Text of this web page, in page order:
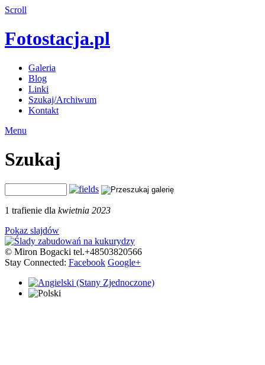
Scroll
Fotostacja.pl
Galeria
Blog
Linki
Szukaj/Archiwum
Kontakt
Menu
Szukaj
1 trafienie dla kwietnia 2023
Pokaz slajdów
© Miron Bogacki tel.+48503820566
Stay Connected: Facebook Google+